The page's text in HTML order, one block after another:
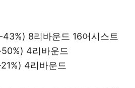
8리바운드 16어시스트
4리바운드
4리바운드